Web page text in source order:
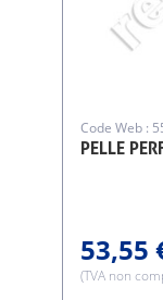
PELLE
Code Web :
53,55
(TVA non